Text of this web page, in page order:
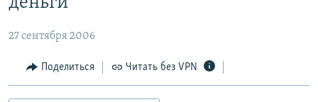
основному
Вернутся
МНЕНИЯ
КУЛЬТУРА
27 сентября 2006
Поделиться Читать без VPN